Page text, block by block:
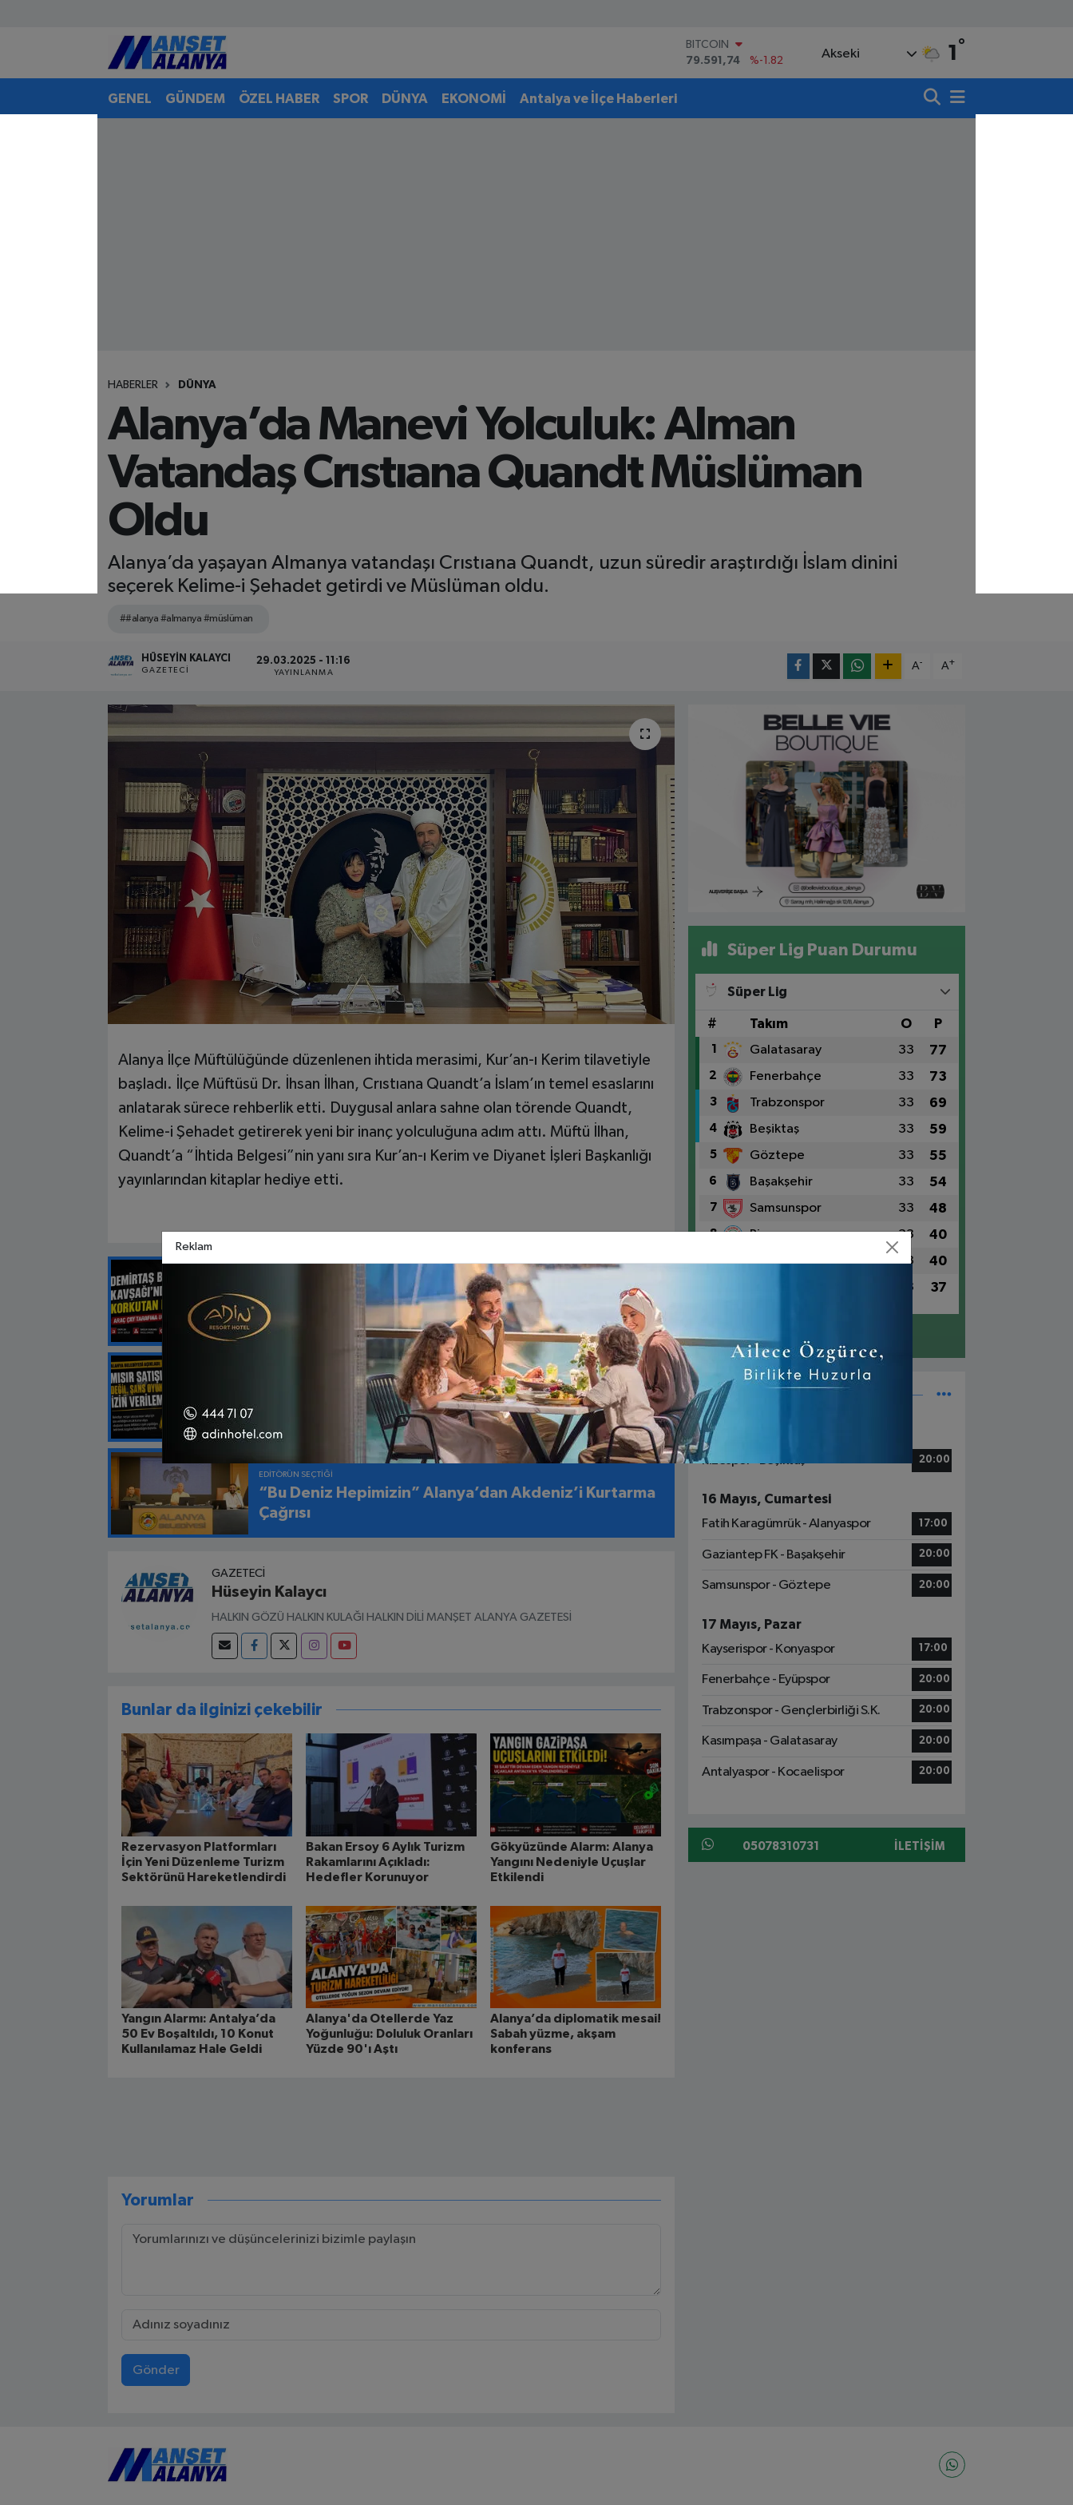
BITCOIN
79.591,74
%-1.82
DOLAR
Akseki 1 °
GENEL GÜNDEM ÖZEL HABER SPOR DÜNYA EKONOMİ Antalya ve İlçe Haberleri
HABERLER DÜNYA
Alanya’da Manevi Yolculuk: Alman
Vatandaş Crıstıana Quandt Müslüman
Oldu
Alanya’da yaşayan Almanya vatandaşı Crıstıana Quandt, uzun süredir araştırdığı İslam dinini
seçerek Kelime-i Şehadet getirdi ve Müslüman oldu.
##alanya #almanya #müslüman
HÜSEYIN KALAYCI
GAZETECI
29.03.2025 - 11:16
YAYINLANMA
A- A+
Alanya İlçe Müftülüğünde düzenlenen ihtida merasimi, Kur’an-ı Kerim tilavetiyle
başladı. İlçe Müftüsü Dr. İhsan İlhan, Crıstıana Quandt’a İslam’ın temel esaslarını
anlatarak sürece rehberlik etti. Duygusal anlara sahne olan törende Quandt,
Kelime-i Şehadet getirerek yeni bir inanç yolculuğuna adım attı. Müftü İlhan,
Quandt’a “İhtida Belgesi”nin yanı sıra Kur’an-ı Kerim ve Diyanet İşleri Başkanlığı
yayınlarından kitaplar hediye etti.
Çaya Uçan Araç Korkuttu
Alanya Belediyesi’nden seyyar mısır satıcısı
açıklaması: “Sorun satış değil, şans oyunu”
EDITÖRÜN SEÇTIĞI
“Bu Deniz Hepimizin” Alanya’dan Akdeniz’i Kurtarma
Çağrısı
GAZETECI
Hüseyin Kalaycı
HALKIN GÖZÜ HALKIN KULAĞI HALKIN DİLİ MANŞET ALANYA GAZETESİ
Bunlar da ilginizi çekebilir
Rezervasyon Platformları
İçin Yeni Düzenleme Turizm
Sektörünü Hareketlendirdi
Bakan Ersoy 6 Aylık Turizm
Rakamlarını Açıkladı:
Hedefler Korunuyor
Gökyüzünde Alarm: Alanya
Yangını Nedeniyle Uçuşlar
Etkilendi
Yangın Alarmı: Antalya’da
50 Ev Boşaltıldı, 10 Konut
Kullanılamaz Hale Geldi
Alanya'da Otellerde Yaz
Yoğunluğu: Doluluk Oranları
Yüzde 90'ı Aştı
Alanya’da diplomatik mesai!
Sabah yüzme, akşam
konferans
Yorumlar
Gönder
Süper Lig Puan Durumu
Süper Lig
# Takım O P
1 Galatasaray 33 77
2 Fenerbahçe 33 73
3 Trabzonspor 33 69
4 Beşiktaş 33 59
5 Göztepe 33 55
6 Başakşehir 33 54
7 Samsunspor 33 48
8 Rizespor 33 40
9 Konyaspor 33 40
33 37
Süper Lig Fikstür
15 Mayıs, Cuma
Rizespor - Beşiktaş
20:00
16 Mayıs, Cumartesi
Fatih Karagümrük - Alanyaspor
17:00
Gaziantep FK - Başakşehir 20:00
Samsunspor - Göztepe 20:00
17 Mayıs, Pazar
Kayserispor - Konyaspor
17:00
Fenerbahçe - Eyüpspor 20:00
Trabzonspor - Gençlerbirliği S.K. 20:00
Kasımpaşa - Galatasaray 20:00
Antalyaspor - Kocaelispor 20:00
05078310731 İLETIŞIM
Antalya Nöbetçi Eczaneler
Antalya Hava Durumu
Reklam